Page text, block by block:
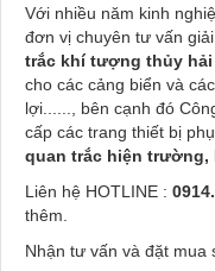
Với nhiều năm kinh
đơn vị chuyên tư vấn
trắc khí tượng thủy
cho các cảng biển và
lợi......, bên cạnh đó
cấp các trang thiết bị
quan trắc hiện trường,
Liên hệ HOTLINE :
thêm.
Nhận tư vấn và đặt mua